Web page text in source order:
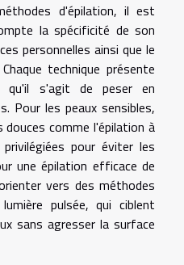
d'épilation, il est
la spécificité de son
personnelles ainsi que le
technique présente
qu'il s'agit de peser en
Pour les peaux sensibles,
douces comme l'épilation à
pour éviter les
une épilation efficace de
vers des méthodes
pulsée, qui ciblent
sans agresser la surface